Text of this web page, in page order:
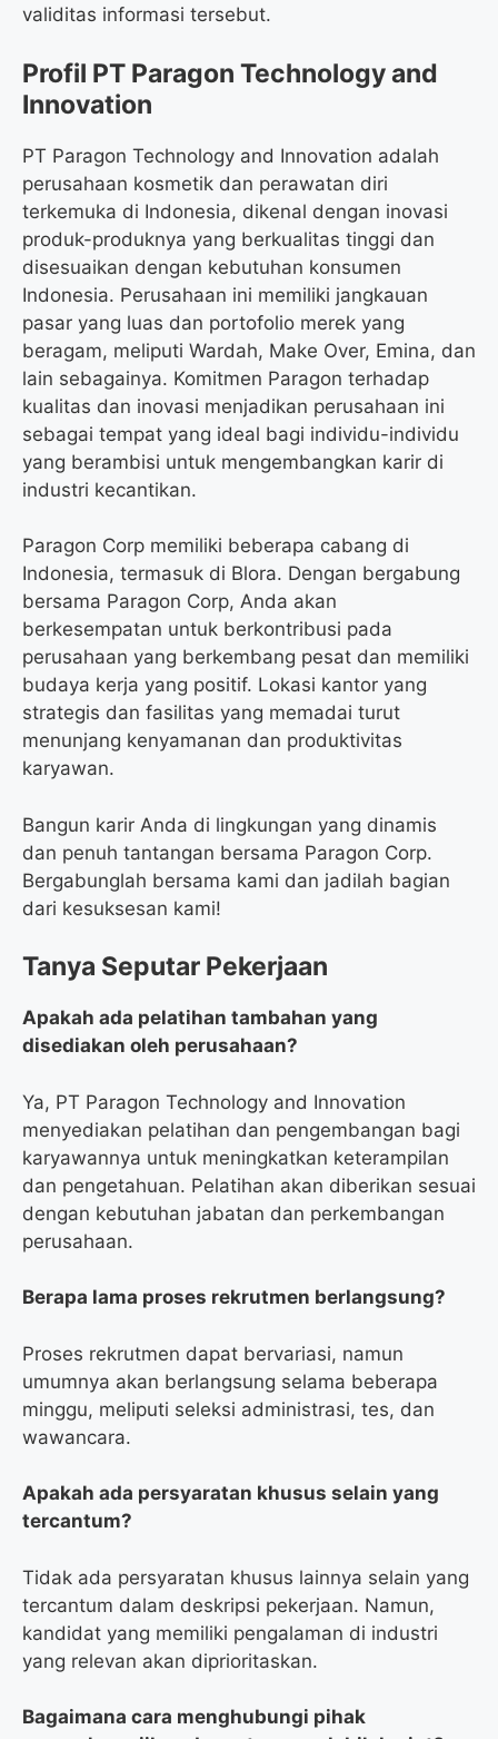
validitas informasi tersebut.
Profil PT Paragon Technology and
Innovation
PT Paragon Technology and Innovation adalah
perusahaan kosmetik dan perawatan diri
terkemuka di Indonesia, dikenal dengan inovasi
produk-produknya yang berkualitas tinggi dan
disesuaikan dengan kebutuhan konsumen
Indonesia. Perusahaan ini memiliki jangkauan
pasar yang luas dan portofolio merek yang
beragam, meliputi Wardah, Make Over, Emina, dan
lain sebagainya. Komitmen Paragon terhadap
kualitas dan inovasi menjadikan perusahaan ini
sebagai tempat yang ideal bagi individu-individu
yang berambisi untuk mengembangkan karir di
industri kecantikan.
Paragon Corp memiliki beberapa cabang di
Indonesia, termasuk di Blora. Dengan bergabung
bersama Paragon Corp, Anda akan
berkesempatan untuk berkontribusi pada
perusahaan yang berkembang pesat dan memiliki
budaya kerja yang positif. Lokasi kantor yang
strategis dan fasilitas yang memadai turut
menunjang kenyamanan dan produktivitas
karyawan.
Bangun karir Anda di lingkungan yang dinamis
dan penuh tantangan bersama Paragon Corp.
Bergabunglah bersama kami dan jadilah bagian
dari kesuksesan kami!
Tanya Seputar Pekerjaan
Apakah ada pelatihan tambahan yang
disediakan oleh perusahaan?
Ya, PT Paragon Technology and Innovation
menyediakan pelatihan dan pengembangan bagi
karyawannya untuk meningkatkan keterampilan
dan pengetahuan. Pelatihan akan diberikan sesuai
dengan kebutuhan jabatan dan perkembangan
perusahaan.
Berapa lama proses rekrutmen berlangsung?
Proses rekrutmen dapat bervariasi, namun
umumnya akan berlangsung selama beberapa
minggu, meliputi seleksi administrasi, tes, dan
wawancara.
Apakah ada persyaratan khusus selain yang
tercantum?
Tidak ada persyaratan khusus lainnya selain yang
tercantum dalam deskripsi pekerjaan. Namun,
kandidat yang memiliki pengalaman di industri
yang relevan akan diprioritaskan.
Bagaimana cara menghubungi pihak